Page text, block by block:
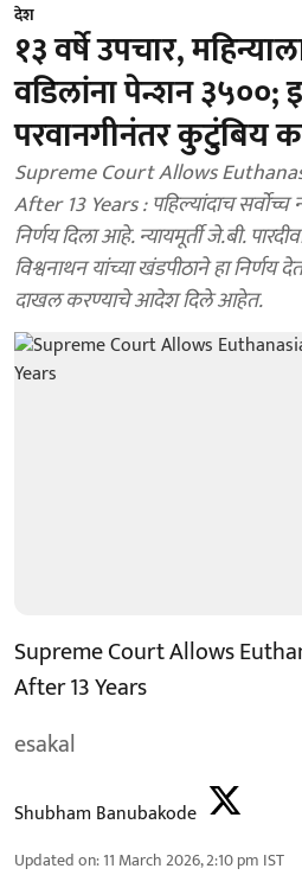
देश
१३ वर्षे उपचार,
वडिलांना पेन्शन ३५००;
परवानगीनंतर कुटुंबिय
Supreme Court Allows
After 13 Years : पहिल्यांदाच सर्वोच्च
निर्णय दिला आहे. न्यायमूर्ती जे.बी.
विश्वनाथन यांच्या खंडपीठाने हा निर्णय
दाखल करण्याचे आदेश दिले आहेत.
Supreme Court Allows
After 13 Years
esakal
Shubham Banubakode
Updated on:11 March 2026, 2:10 pm IST